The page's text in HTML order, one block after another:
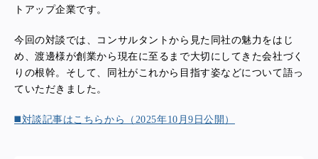
トアップ企業です。
今回の対談では、コンサルタントから見た同社の魅力をはじ
め、渡邊様が創業から現在に至るまで大切にしてきた会社づく
りの根幹。そして、同社がこれから目指す姿などについて語っ
ていただきました。
◼️対談記事はこちらから（2025年10月9日公開）